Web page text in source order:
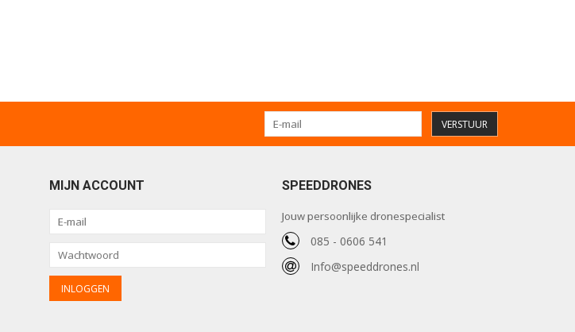
VERSTUUR
MIJN ACCOUNT SPEEDDRONES
Jouw persoonlijke dronespecialist
085 - 0606 541
Info@speeddrones.nl